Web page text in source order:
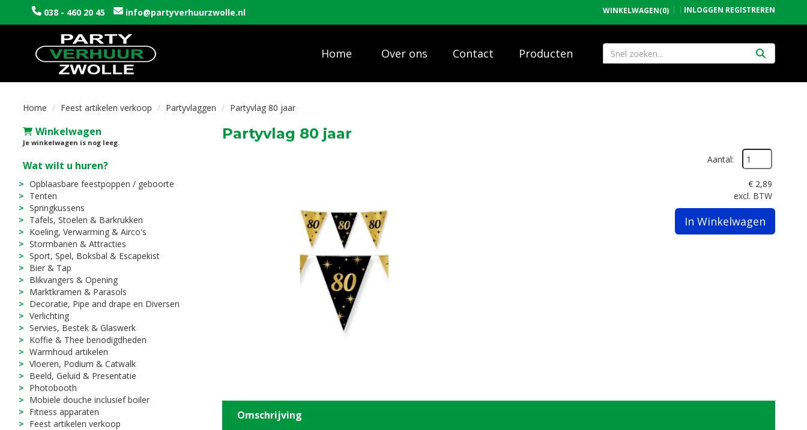
038 - 460 20 45 info@partyverhuurzwolle.nl WINKELWAGEN(0) INLOGGEN REGISTREREN
Home Over ons Contact Producten
Home Feest artikelen verkoop Partyvlaggen Partyvlag 80 jaar
Winkelwagen
Je winkelwagen is nog leeg.
Wat wilt u huren?
Opblaasbare feestpoppen / geboorte
Tenten
Springkussens
Tafels, Stoelen & Barkrukken
Koeling, Verwarming & Airco's
Stormbanen & Attracties
Sport, Spel, Boksbal & Escapekist
Bier & Tap
Blikvangers & Opening
Marktkramen & Parasols
Decoratie, Pipe and drape en Diversen
Verlichting
Servies, Bestek & Glaswerk
Koffie & Thee benodigdheden
Warmhoud artikelen
Vloeren, Podium & Catwalk
Beeld, Geluid & Presentatie
Photobooth
Mobiele douche inclusief boiler
Fitness apparaten
Feest artikelen verkoop
Partyvlag 80 jaar
Aantal:
€ 2,89
excl. BTW
In Winkelwagen
Omschrijving